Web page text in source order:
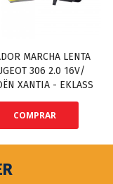
MARCHA LENTA
306 2.0 16V/
XANTIA - EKLASS
COMPRAR